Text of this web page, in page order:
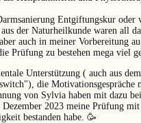
Entgiftungskur oder
der Naturheilkunde waren all
auch in meiner Vorbereitung
Prüfung zu bestehen mega viel
Unterstützung ( auch aus
die Motivationsgespräche
von Sylvia haben mit dazu
Dezember 2023 meine Prüfung
bestanden habe. 🥳